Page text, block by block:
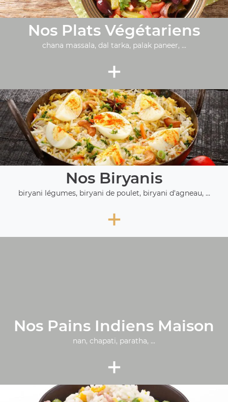
Nos Plats Végétariens
chana massala, dal tarka, palak paneer, ...
+
Nos Biryanis
biryani légumes, biryani de poulet, biryani d'agneau, ...
+
Nos Pains Indiens Maison
nan, chapati, paratha, ...
+